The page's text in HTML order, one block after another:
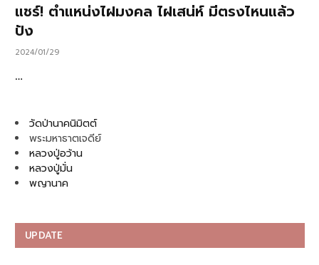
แชร์! ตำแหน่งไฝมงคล ไฝเสน่ห์ มีตรงไหนแล้ว
ปัง
2024/01/29
…
วัดป่านาคนิมิตต์
พระมหาธาตเจดีย์
หลวงปู่อว้าน
หลวงปู่มั่น
พญานาค
UPDATE